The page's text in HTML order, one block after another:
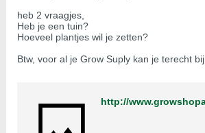
heb 2 vraagjes,
Heb je een tuin?
Hoeveel plantjes wil je zetten?
Btw, voor al je Grow Suply kan je terecht bij.